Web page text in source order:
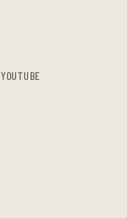
YOUTUBE